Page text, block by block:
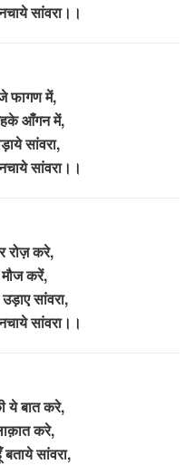
सांवरा।।
फागण में,
आँगन में,
सांवरा,
सांवरा।।
रोज़ करे,
करें,
सांवरा,
सांवरा।।
ये बात करे,
करे,
सांवरा,